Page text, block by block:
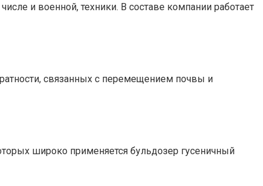
и военной, техники. В составе компании работает
связанных с перемещением почвы и
широко применяется бульдозер гусеничный